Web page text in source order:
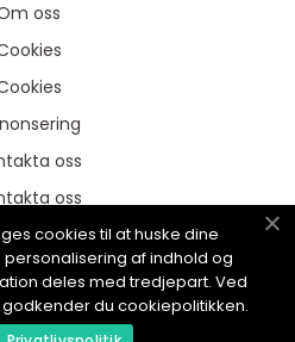
oss
oss
oss
cookies til at huske dine
personalisering af indhold og
deles med tredjepart. Ved
du cookiepolitikken.